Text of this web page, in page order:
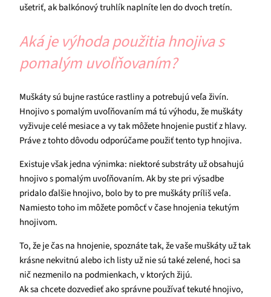
ušetriť, ak balkónový truhlík naplníte len do dvoch tretín.
Aká je výhoda použitia hnojiva s
pomalým uvoľňovaním?
Muškáty sú bujne rastúce rastliny a potrebujú veľa živín.
Hnojivo s pomalým uvoľňovaním má tú výhodu, že muškáty
vyživuje celé mesiace a vy tak môžete hnojenie pustiť z hlavy.
Práve z tohto dôvodu odporúčame použiť tento typ hnojiva.
Existuje však jedna výnimka: niektoré substráty už obsahujú
hnojivo s pomalým uvoľňovaním. Ak by ste pri výsadbe
pridalo ďalšie hnojivo, bolo by to pre muškáty príliš veľa.
Namiesto toho im môžete pomôcť v čase hnojenia tekutým
hnojivom.
To, že je čas na hnojenie, spoznáte tak, že vaše muškáty už tak
krásne nekvitnú alebo ich listy už nie sú také zelené, hoci sa
nič nezmenilo na podmienkach, v ktorých žijú.
Ak sa chcete dozvedieť ako správne používať tekuté hnojivo,